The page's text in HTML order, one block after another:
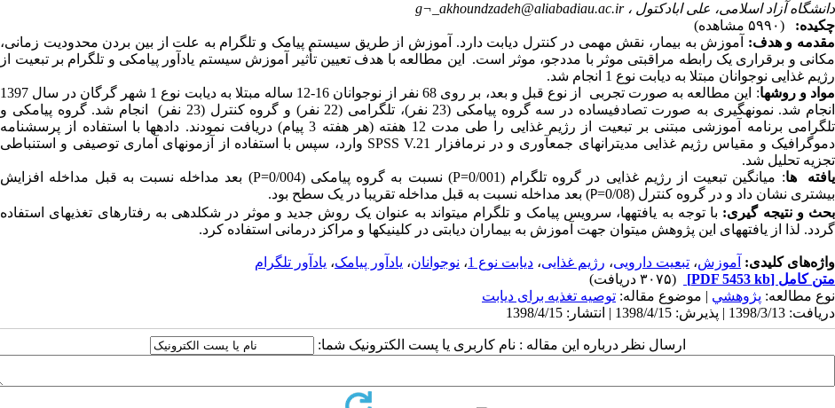
دانشگاه آزاد اسلامی، علی ابادکتول ،g¬_akhoundzadeh@aliabadiau.ac.ir
چکیده:
(۵۹۹۰ مشاهده)
مقدمه و هدف:
آموزش به بیمار، نقش مهمی در کنترل دیابت دارد. آموزش از طریق سیستم پیامک و تلگرام به علت از بین بردن محدودیت زمانی،
مکانی و برقراری یک رابطه مراقبتی موثر با مددجو، موثر است. این مطالعه با هدف تعیین تأثیر
آموزش سیستم یادآور پیامکی و تلگرام بر تبعیت از
رژیم غذایی نوجوانان مبتلا به دیابت نوع 1 انجام شد.
مواد و روشها: این مطالعه به صورت تجربی از نوع قبل و بعد، بر روی 68 نفر از نوجوانان 16-12 ساله مبتلا به دیابت نوع 1
شهر گرگان در سال 1397
انجام شد. نمونه­گیری به صورت تصادفی­ساده در سه گروه پیامکی (23 نفر)، تلگرامی (22 نفر) و گروه کنترل (23 نفر) انجام شد. گروه پیامکی و
تلگرامی برنامه آموزشی مبتنی بر تبعیت از رژیم غذایی را طی مدت 12 هفته (هر هفته 3 پیام) دریافت نمودند. داده­ها با استفاده از پرسشنامه
دموگرافیک و مقیاس رژیم ­غذایی­ مدیترانه­ای جمع­آوری و در نرم­افزار SPSS V.21 وارد، سپس با استفاده از آزمون­های آماریتوصیفی و استنباطی
تجزیه تحلیل شد.
یافته ها: میانگین تبعیت از رژیم غذایی در گروه تلگرام (0/001= P) نسبت به گروه پیامکی (0/004= P) بعد مداخله نسبت به قبل مداخله افزایش
بیشتری نشان داد و در گروه کنترل (0/08=
P) بعد مداخله نسبت به قبل مداخله تقریبا در یک سطح بود.
بحث و نتیجه گیری: با توجه به یافته­ها، سرویس پیامک و تلگرام می­تواند به عنوان یک روش جدید و موثر در شکل­دهی به رفتارهای تغذیه­ای استفاده
گردد. لذا از یافته­های این پژوهش می­توان جهت آموزش به بیماران دیابتی در کلینیک­ها و مراکز درمانی استفاده کرد.
واژه‌های کلیدی: آموزش، تبعیت دارویی، رژیم غذایی، دیابت نوع 1 ، نوجوانان، یادآور پیامک، یادآور تلگرام
متن کامل [PDF 5453 kb]
(۳۰۷۵ دریافت)
نوع مطالعه: پژوهشي | موضوع مقاله: توصیه تغذیه برای دیابت
دریافت: 1398/3/13 | پذیرش: 1398/4/15 | انتشار: 1398/4/15
ارسال نظر درباره این مقاله : نام کاربری یا پست الکترونیک شما: